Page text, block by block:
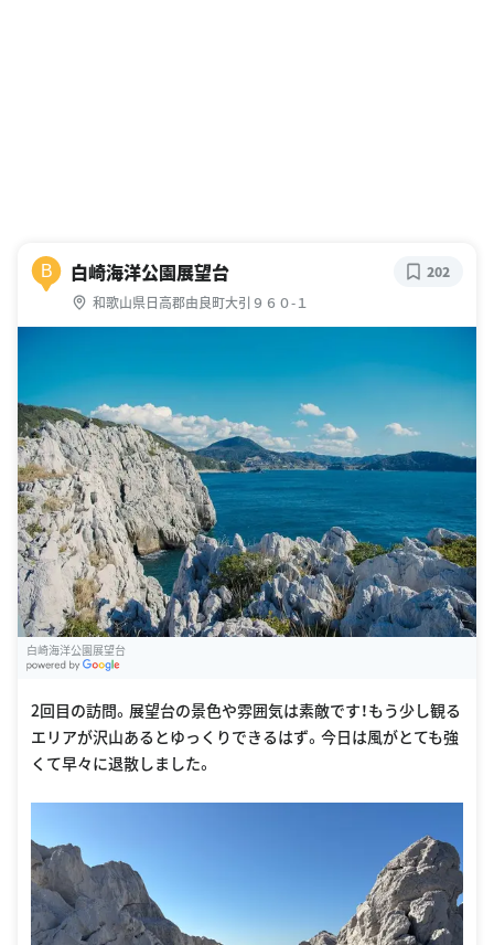
B 白崎海洋公園展望台
和歌山県日高郡由良町大引９６０-１
202
白崎海洋公園展望台
2回目の訪問。展望台の景色や雰囲気は素敵です！もう少し観る
エリアが沢山あるとゆっくりできるはず。今日は風がとても強
くて早々に退散しました。